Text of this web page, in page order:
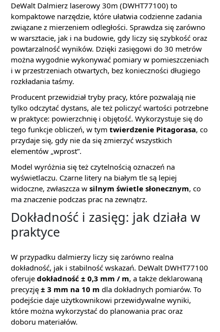
DeWalt Dalmierz laserowy 30m (DWHT77100) to
kompaktowe narzędzie, które ułatwia codzienne zadania
związane z mierzeniem odległości. Sprawdza się zarówno
w warsztacie, jak i na budowie, gdy liczy się szybkość oraz
powtarzalność wyników. Dzięki zasięgowi do 30 metrów
można wygodnie wykonywać pomiary w pomieszczeniach
i w przestrzeniach otwartych, bez konieczności długiego
rozkładania taśmy.
Producent przewidział tryby pracy, które pozwalają nie
tylko odczytać dystans, ale też policzyć wartości potrzebne
w praktyce: powierzchnię i objętość. Wykorzystuje się do
tego funkcje obliczeń, w tym twierdzenie Pitagorasa, co
przydaje się, gdy nie da się zmierzyć wszystkich
elementów „wprost”.
Model wyróżnia się też czytelnością oznaczeń na
wyświetlaczu. Czarne litery na białym tle są lepiej
widoczne, zwłaszcza w silnym świetle słonecznym, co
ma znaczenie podczas prac na zewnątrz.
Dokładność i zasięg: jak działa w
praktyce
W przypadku dalmierzy liczy się zarówno realna
dokładność, jak i stabilność wskazań. DeWalt DWHT77100
oferuje dokładność ± 0,3 mm / m, a także deklarowaną
precyzję ± 3 mm na 10 m dla dokładnych pomiarów. To
podejście daje użytkownikowi przewidywalne wyniki,
które można wykorzystać do planowania prac oraz
doboru materiałów.